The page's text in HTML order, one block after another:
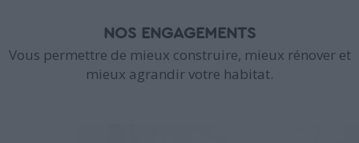
NOS ENGAGEMENTS
Vous permettre de mieux construire, mieux rénover et
mieux agrandir votre habitat.